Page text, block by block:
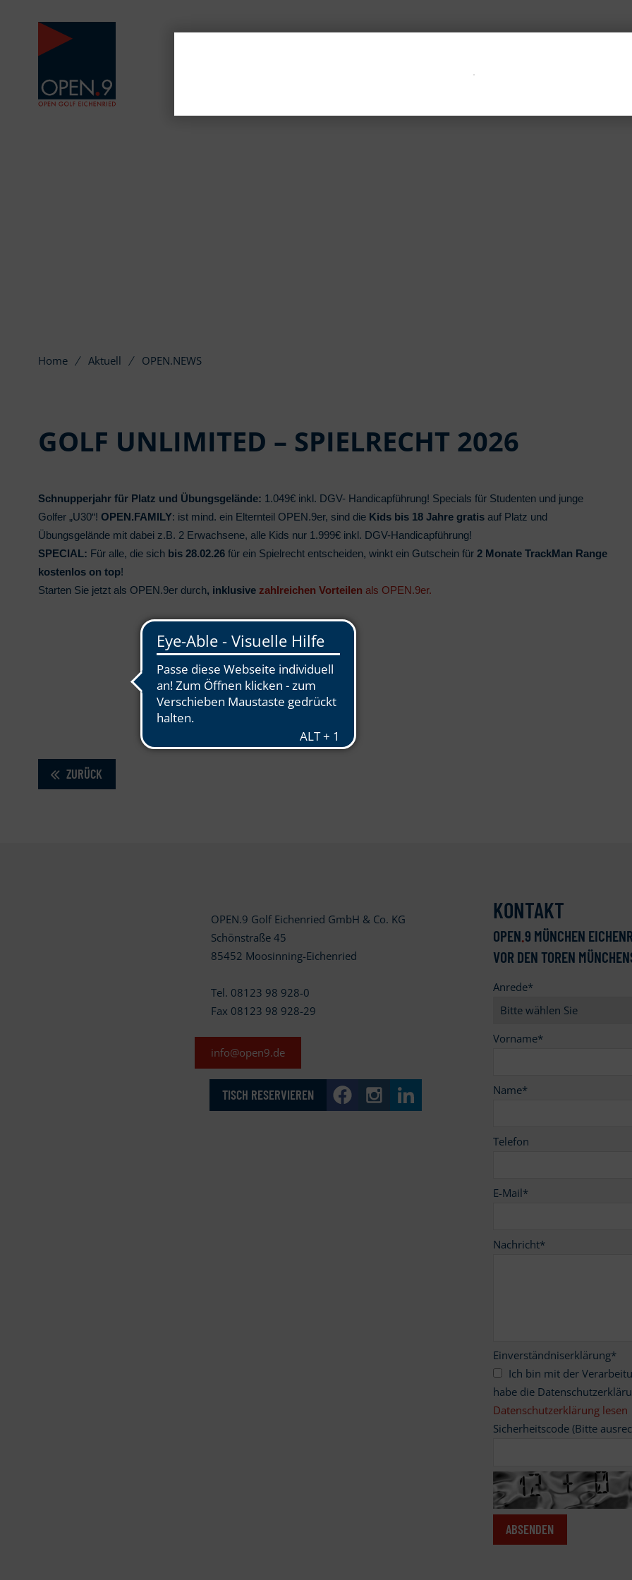
Home Aktuell OPEN.NEWS
GOLF UNLIMITED – SPIELRECHT 2026
Schnupperjahr für Platz und Übungsgelände: 1.049€ inkl. DGV- Handicapführung! Specials für Studenten und junge
Golfer „U30“! OPEN.FAMILY: ist mind. ein Elternteil OPEN.9er, sind die Kids bis 18 Jahre gratisauf Platz und
Übungsgelände mit dabei z.B. 2 Erwachsene, alle Kids nur 1.999€ inkl. DGV-Handicapführung!
SPECIAL: Für alle, die sich bis 28.02.26für ein Spielrecht entscheiden, winkt ein Gutschein für 2 Monate TrackMan Range
kostenlos on top!
Starten Sie jetzt als OPEN.9er durch, inklusive zahlreichen Vorteilen als OPEN.9er.
ZURÜCK
OPEN.9 Golf Eichenried GmbH & Co. KG
Schönstraße 45
85452 Moosinning-Eichenried
Tel. 08123 98 928-0
Fax 08123 98 928-29
info@open9.de
TISCH RESERVIEREN
KONTAKT
OPEN.9 MÜNCHEN
VOR DEN TOREN
Anrede*
Vorname*
Name*
Telefon
E-Mail*
Nachricht*
Einverständniserklärung*
habe die
Datenschutzerklärung lesen
Sicherheitscode (Bitte